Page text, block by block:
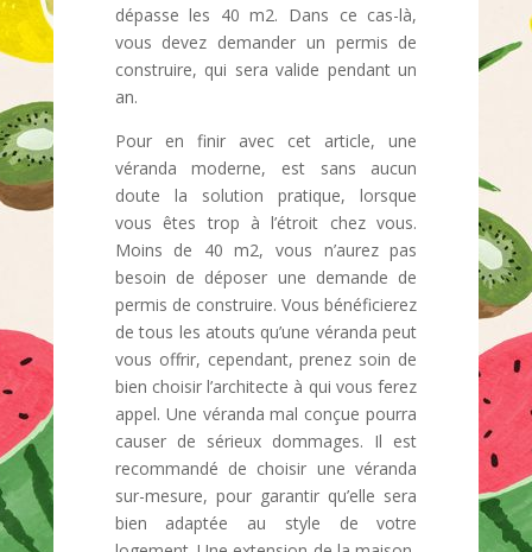
dépasse les 40 m2. Dans ce cas-là,
vous devez demander un permis de
construire, qui sera valide pendant un
an.
Pour en finir avec cet article, une
véranda moderne, est sans aucun
doute la solution pratique, lorsque
vous êtes trop à l’étroit chez vous.
Moins de 40 m2, vous n’aurez pas
besoin de déposer une demande de
permis de construire. Vous bénéficierez
de tous les atouts qu’une véranda peut
vous offrir, cependant, prenez soin de
bien choisir l’architecte à qui vous ferez
appel. Une véranda mal conçue pourra
causer de sérieux dommages. Il est
recommandé de choisir une véranda
sur-mesure, pour garantir qu’elle sera
bien adaptée au style de votre